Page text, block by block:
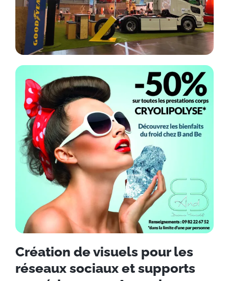
Création de visuels pour les
réseaux sociaux et supports